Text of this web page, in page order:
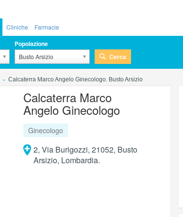
Cliniche Farmacie
Popolazione
Busto Arsizio Cerca
Calcaterra Marco Angelo Ginecologo. Busto Arsizio
Calcaterra Marco
Angelo Ginecologo
Ginecologo
2, Via Burigozzi, 21052, Busto
Arsizio, Lombardia.